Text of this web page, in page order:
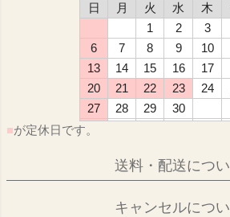
日
月 火 水 木
1
2 3
6
7 8 9 10
13
14 15 16 17
20
21 22 23 24
27
28 29
30
■が定休日です。
送料・配送につ
キャンセルにつ